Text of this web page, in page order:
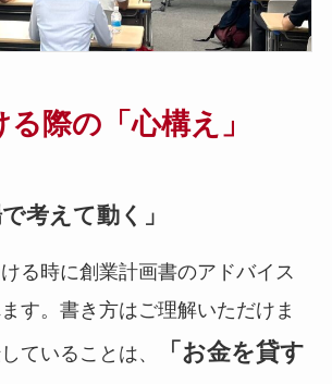
際の「心構え」
考えて動く」
る時に創業計画書のアドバイス
す。書き方はご理解いただけま
ていることは、
「お金を貸す